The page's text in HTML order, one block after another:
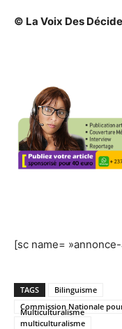
© La Voix Des
[sc name=
TAGS
Bilinguisme
Commission Nationale
Multiculturalisme
multiculturalisme